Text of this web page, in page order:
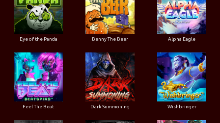
Eye of the Panda Benny The Beer Alpha Eagle
Feel The Beat Dark Summoning Wishbringer